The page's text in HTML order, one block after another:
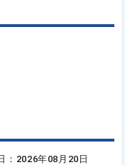
2026年08月20日